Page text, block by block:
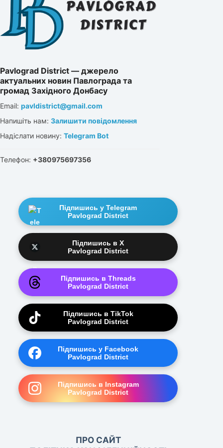
Pavlograd District — джерело
актуальних новин Павлограда та
громад Західного Донбасу
Email: pavldistrict@gmail.com
Напишіть нам: Залишити повідомлення
Надіслати новину: Telegram Bot
Телефон: +380975697356
Підпишись у Telegram
Pavlograd District
Підпишись в X
Pavlograd District
Підпишись в Threads
Pavlograd District
Підпишись в TikTok
Pavlograd District
Підпишись у Facebook
Pavlograd District
Підпишись в Instagram
Pavlograd District
ПРО САЙТ